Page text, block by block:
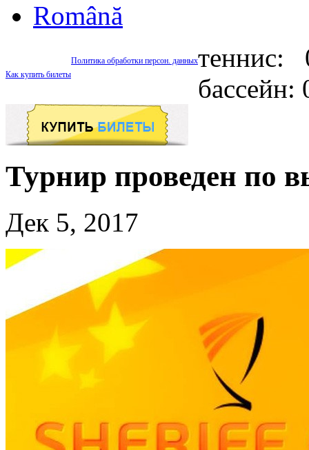
Română
Политика обработки персон. данных
Как купить билеты
теннис:
Турнир проведен по
Дек 5, 2017